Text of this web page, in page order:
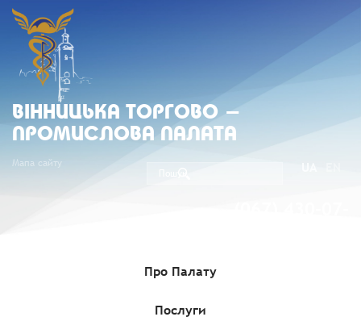
ВIННИЦЬКА ТОРГОВО -
ПРОМИСЛОВА ПАЛАТА
Мапа сайту
Про Палату
Послуги
Гранти, Проєкти, Програми для бізнесу